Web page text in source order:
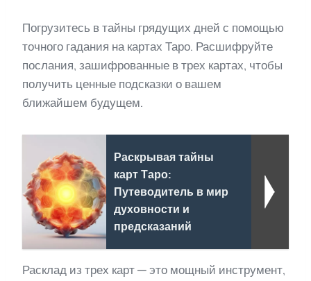
Погрузитесь в тайны грядущих дней с помощью
точного гадания на картах Таро. Расшифруйте
послания, зашифрованные в трех картах, чтобы
получить ценные подсказки о вашем
ближайшем будущем.
Раскрывая тайны
карт Таро:
Путеводитель в мир
духовности и
предсказаний
Расклад из трех карт — это мощный инструмент,